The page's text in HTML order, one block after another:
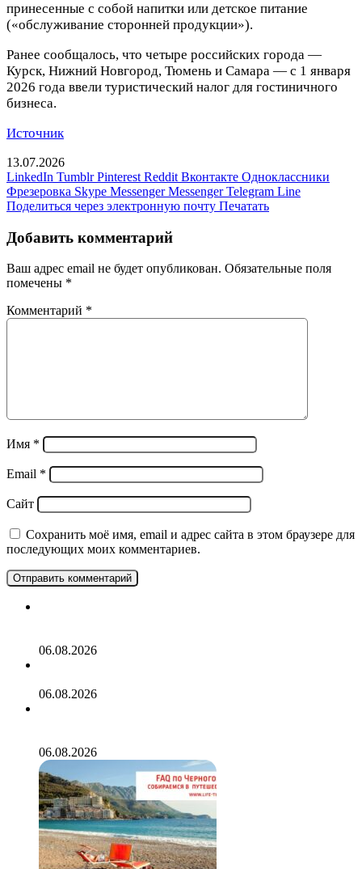
принесенные с собой напитки или детское питание
(«обслуживание сторонней продукции»).
Ранее сообщалось, что четыре российских города —
Курск, Нижний Новгород, Тюмень и Самара — с 1 января
2026 года ввели туристический налог для гостиничного
бизнеса.
Источник
13.07.2026
LinkedIn Tumblr Pinterest Reddit Вконтакте Одноклассники
Фрезеровка Skype Messenger Messenger Telegram Line
Поделиться через электронную почту Печатать
Добавить комментарий
Ваш адрес email не будет опубликован. Обязательные поля
помечены *
Комментарий *
Имя *
Email *
Сайт
Сохранить моё имя, email и адрес сайта в этом браузере для
последующих моих комментариев.
06.08.2026
06.08.2026
06.08.2026